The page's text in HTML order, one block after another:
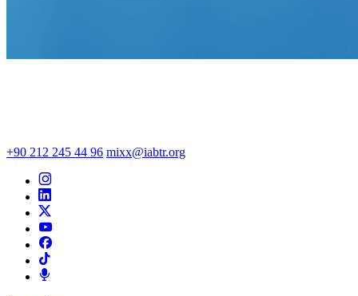
+90 212 245 44 96 mixx@iabtr.org